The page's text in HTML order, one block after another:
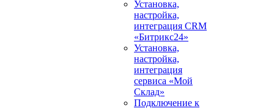
Установка,
настройка,
интеграция CRM
«Битрикс24»
Установка,
настройка,
интеграция
сервиса «Мой
Склад»
Подключение к